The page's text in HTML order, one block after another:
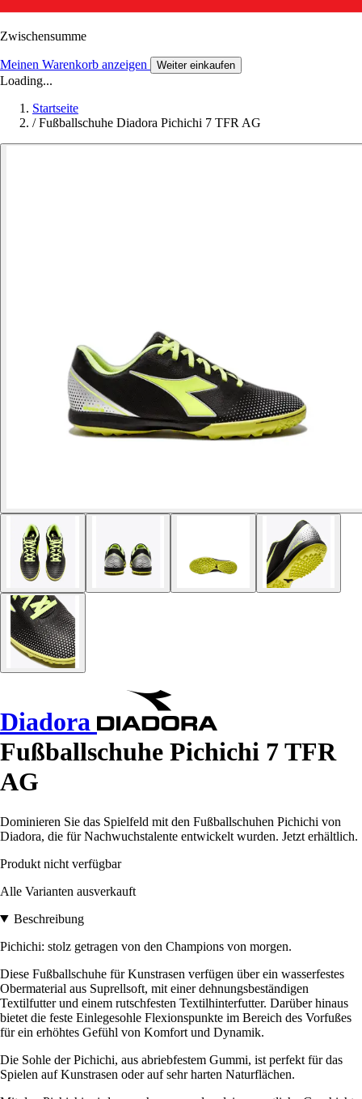
Zwischensumme
Meinen Warenkorb anzeigen Weiter einkaufen
Loading...
Startseite
/ Fußballschuhe Diadora Pichichi 7 TFR AG
Diadora
Fußballschuhe Pichichi 7 TFR
AG
Dominieren Sie das Spielfeld mit den Fußballschuhen Pichichi von
Diadora, die für Nachwuchstalente entwickelt wurden. Jetzt erhältlich.
Produkt nicht verfügbar
Alle Varianten ausverkauft
Beschreibung
Pichichi: stolz getragen von den Champions von morgen.
Diese Fußballschuhe für Kunstrasen verfügen über ein wasserfestes
Obermaterial aus Suprellsoft, mit einer dehnungsbeständigen
Textilfutter und einem rutschfesten Textilhinterfutter. Darüber hinaus
bietet die feste Einlegesohle Flexionspunkte im Bereich des Vorfußes
für ein erhöhtes Gefühl von Komfort und Dynamik.
Die Sohle der Pichichi, aus abriebfestem Gummi, ist perfekt für das
Spielen auf Kunstrasen oder auf sehr harten Naturflächen.